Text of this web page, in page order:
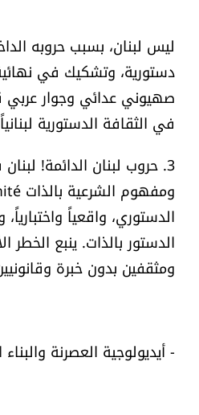
ليس لبنان، بسبب حروبه
دستورية، وتشكيك في
صهيوني عدائي وجوار عربي
في الثقافة الدستورية
3. حروب لبنان الدائمة!
الدستوري، واقعياً
الدستور بالذات. ينبع الخطر
ومثقفين بدون خبرة
- أيديولوجية العصرنة